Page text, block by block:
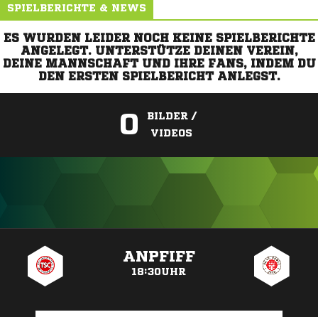
SPIELBERICHTE & NEWS
ES WURDEN LEIDER NOCH KEINE SPIELBERICHTE
ANGELEGT. UNTERSTÜTZE DEINEN VEREIN,
DEINE MANNSCHAFT UND IHRE FANS, INDEM DU
DEN ERSTEN SPIELBERICHT ANLEGST.
0
BILDER /
VIDEOS
ANPFIFF
18:30UHR